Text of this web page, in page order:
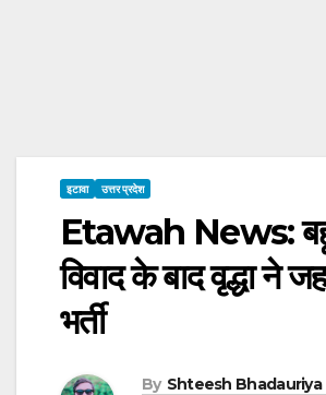
इटावा उत्तर प्रदेश
Etawah News:
विवाद के बाद वृद्धा ने
भर्ती
By Shteesh Bhadauriya